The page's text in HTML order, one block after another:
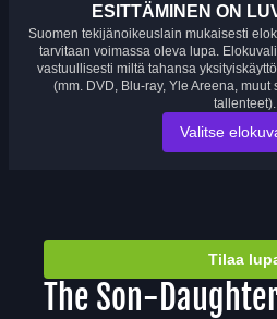
ESITTÄMINEN ON
Suomen tekijänoikeuslain mukaisesti
tarvitaan voimassa oleva lupa.
vastuullisesti miltä tahansa
(mm. DVD, Blu-ray, Yle Areena,
tallenteet).
Valitse
Tilaa
The Son-